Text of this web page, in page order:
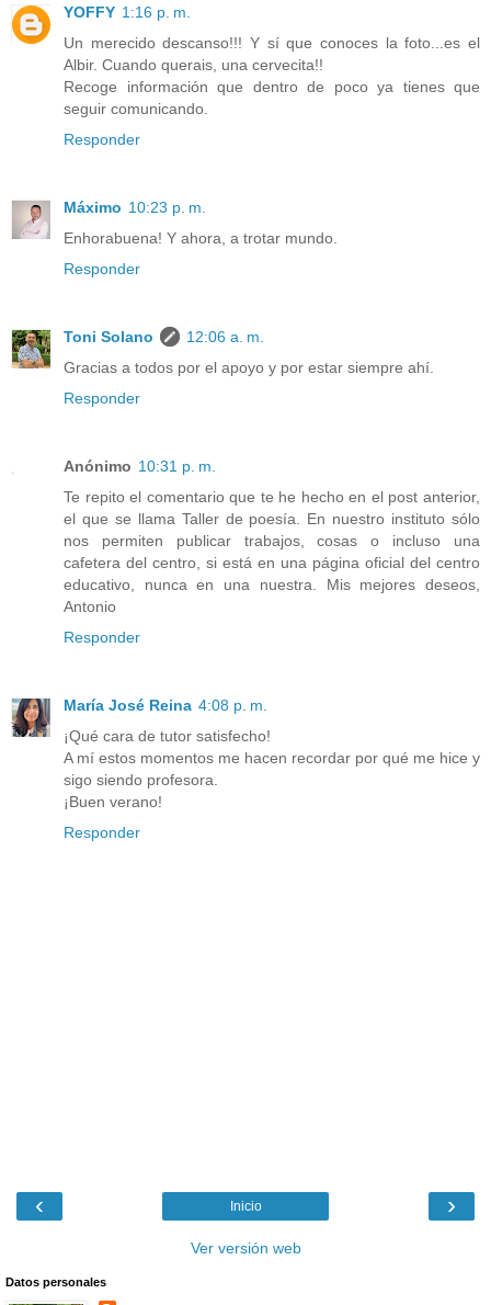
YOFFY 1:16 p. m.
Un merecido descanso!!! Y sí que conoces la foto...es el
Albir. Cuando querais, una cervecita!!
Recoge información que dentro de poco ya tienes que
seguir comunicando.
Responder
Máximo 10:23 p. m.
Enhorabuena! Y ahora, a trotar mundo.
Responder
Toni Solano
12:06 a. m.
Gracias a todos por el apoyo y por estar siempre ahí.
Responder
Anónimo 10:31 p. m.
Te repito el comentario que te he hecho en el post anterior,
el que se llama Taller de poesía. En nuestro instituto sólo
nos permiten publicar trabajos, cosas o incluso una
cafetera del centro, si está en una página oficial del centro
educativo, nunca en una nuestra. Mis mejores deseos,
Antonio
Responder
María José Reina 4:08 p. m.
¡Qué cara de tutor satisfecho!
A mí estos momentos me hacen recordar por qué me hice y
sigo siendo profesora.
¡Buen verano!
Responder
‹ ›
Inicio
Ver versión web
Datos personales